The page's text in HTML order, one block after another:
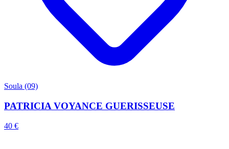
Soula (09)
PATRICIA VOYANCE GUERISSEUSE
40 €